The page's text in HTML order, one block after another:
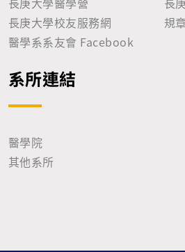
長庚大學校友服務網
醫學系系友會 Facebook
規
系所連結
醫學院
其他系所